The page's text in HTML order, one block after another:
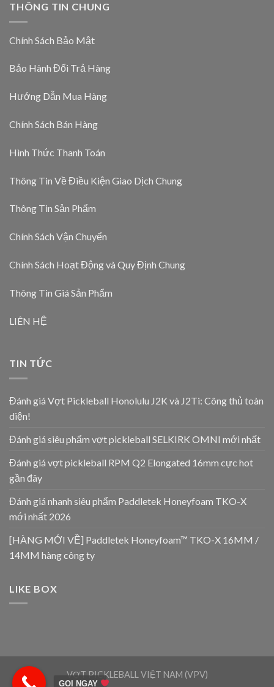
THÔNG TIN CHUNG
Chính Sách Bảo Mật
Bảo Hành Đổi Trả Hàng
Hướng Dẫn Mua Hàng
Chính Sách Bán Hàng
Hình Thức Thanh Toán
Thông Tin Về Điều Kiện Giao Dịch Chung
Thông Tin Sản Phẩm
Chính Sách Vận Chuyển
Chính Sách Hoạt Động và Quy Định Chung
Thông Tin Giá Sản Phẩm
LIÊN HỆ
TIN TỨC
Đánh giá Vợt Pickleball Honolulu J2K và J2Ti: Công thủ toàn
diện!
Đánh giá siêu phẩm vợt pickleball SELKIRK OMNI mới nhất
Đánh giá vợt pickleball RPM Q2 Elongated 16mm cực hot
gần đây
Đánh giá nhanh siêu phẩm Paddletek Honeyfoam TKO-X
mới nhất 2026
[HÀNG MỚI VỀ] Paddletek Honeyfoam™ TKO-X 16MM /
14MM hàng công ty
LIKE BOX
VỢT PICKLEBALL VIỆT NAM (VPV)
GỌI NGAY